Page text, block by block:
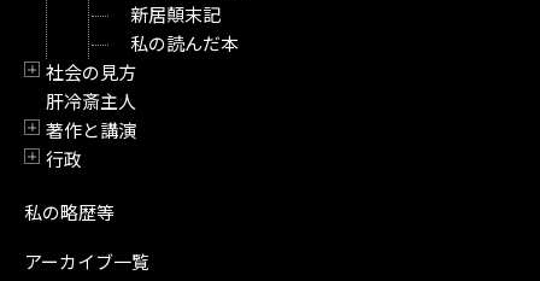
新居顛末記
私の読んだ本
開閉
社会の見方
肝冷斎主人
開閉
著作と講演
開閉
行政
私の略歴等
アーカイブ一覧